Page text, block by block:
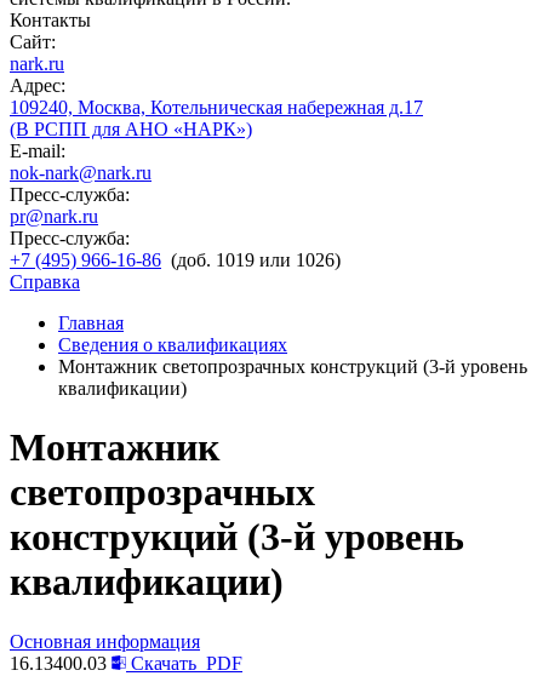
Контакты
Сайт:
nark.ru
Адрес:
109240, Москва, Котельническая набережная д.17
(В РСПП для АНО «НАРК»)
E-mail:
nok-nark@nark.ru
Пресс-служба:
pr@nark.ru
Пресс-служба:
+7 (495) 966-16-86 (доб. 1019 или 1026)
Справка
Главная
Сведения о квалификациях
Монтажник светопрозрачных конструкций (3-й уровень
квалификации)
Монтажник
светопрозрачных
конструкций (3-й уровень
квалификации)
Основная информация
16.13400.03
Скачать PDF